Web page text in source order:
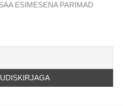
ESIMESENA PARIMAD